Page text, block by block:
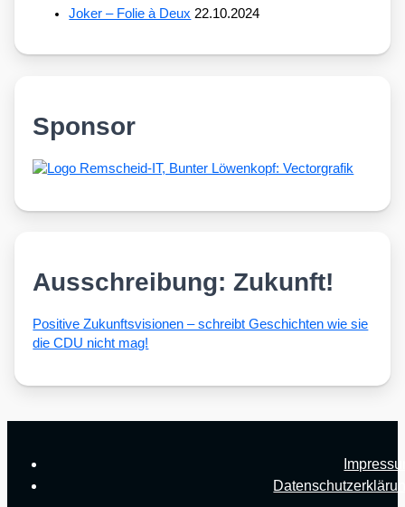
Joker – Folie à Deux 22.10.2024
Sponsor
Ausschreibung: Zukunft!
Posi­ti­ve Zukunfts­vi­sio­nen – schreibt Geschich­ten wie sie
die CDU nicht mag!